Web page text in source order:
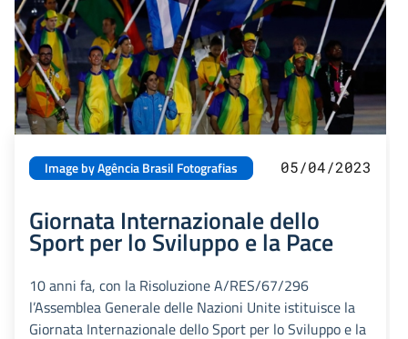
Image by Agência Brasil Fotografias 05/04/2023
Giornata Internazionale dello
Sport per lo Sviluppo e la Pace
10 anni fa, con la Risoluzione A/RES/67/296
l’Assemblea Generale delle Nazioni Unite istituisce la
Giornata Internazionale dello Sport per lo Sviluppo e la